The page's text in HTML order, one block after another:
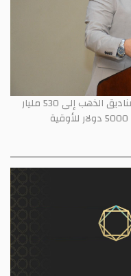
مليارات دولار تدفقات جديدة ترفع أصول صناديق الذهب إلى 530 مليار